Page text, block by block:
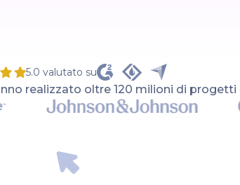
5.0 valutato su
realizzato oltre 120 milioni di